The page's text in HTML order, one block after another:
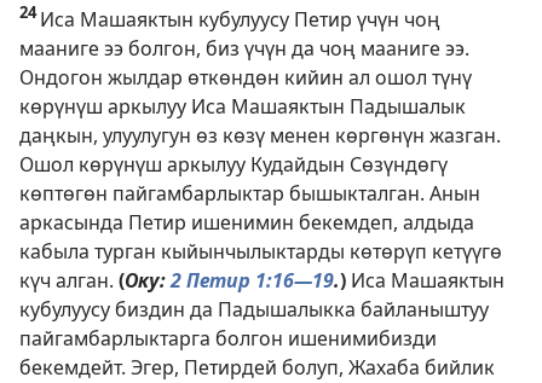
24Иса Машаяктын кубулуусу Петир үчүн чоң
мааниге ээ болгон, биз үчүн да чоң мааниге ээ.
Ондогон жылдар өткөндөн кийин ал ошол түнү
көрүнүш аркылуу Иса Машаяктын Падышалык
даңкын, улуулугун өз көзү менен көргөнүн жазган.
Ошол көрүнүш аркылуу Кудайдын Сөзүндөгү
көптөгөн пайгамбарлыктар бышыкталган. Анын
аркасында Петир ишенимин бекемдеп, алдыда
кабыла турган кыйынчылыктарды көтөрүп кетүүгө
күч алган. (Оку:2 Петир 1:16—19.) Иса Машаяктын
кубулуусу биздин да Падышалыкка байланыштуу
пайгамбарлыктарга болгон ишенимибизди
бекемдейт. Эгер, Петирдей болуп, Жахаба бийлик